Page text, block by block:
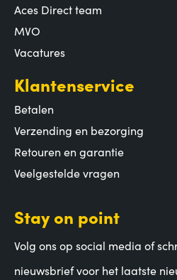
Aces Direct team
MVO
Vacatures
Klantenservice
Betalen
Verzending en bezorging
Retouren en garantie
Veelgestelde vragen
Stay on point
Volg ons op social media of
nieuwsbrief voor het laatste